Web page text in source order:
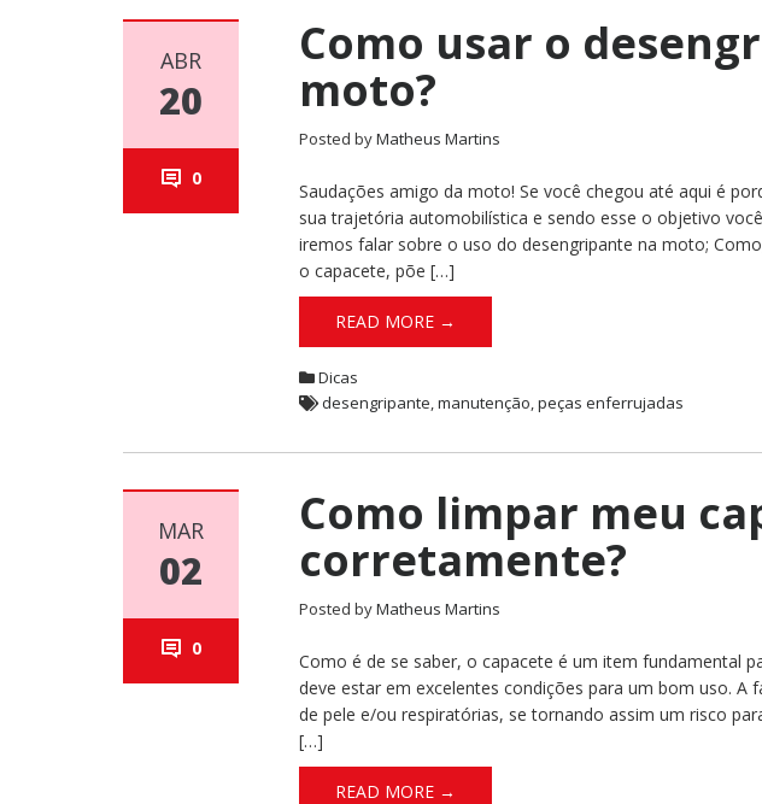
ABR
20
0
Como usar o
moto?
Posted byMatheus Martins
Saudações amigo da moto! Se você chegou até aqui é
sua trajetória automobilística e sendo esse o objetivo
iremos falar sobre o uso do desengripante na moto;
o capacete, põe […]
READ MORE →
Dicas
desengripante,manutenção,peças enferrujadas
MAR
02
0
Como limpar meu
corretamente?
Posted byMatheus Martins
Como é de se saber, o capacete é um item fundamental
deve estar em excelentes condições para um bom uso. A
de pele e/ou respiratórias, se tornando assim um risco
[…]
READ MORE →